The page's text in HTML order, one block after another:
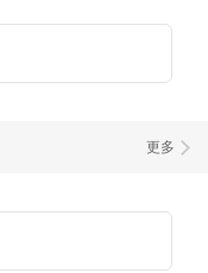
更多